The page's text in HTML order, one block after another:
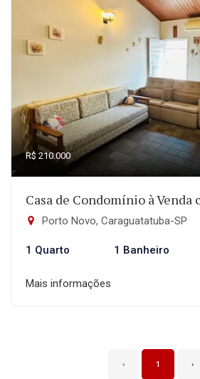
R$ 210.000
Casa de Condomínio à Venda
Porto Novo, Caraguatatuba-SP
1 Quarto 1 Banheiro
Mais informações
‹ 1 ›